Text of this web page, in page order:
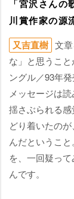
「宮沢さん
川賞作家の源
又吉直樹 文
な」と思うこ
ングル／93年
メッセージは
揺さぶられる
どり着いたの
んだというこ
を、一回疑っ
んです。